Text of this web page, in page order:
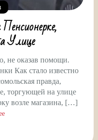
Улице
не оказав помощи.
Как стало известно
правда,
торгующей на улице
возле магазина, […]